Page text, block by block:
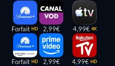
Forfait HD
Forfait HD
2,99€
2,99€
4,99€ 4K
4,99€ HD